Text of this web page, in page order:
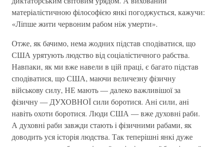
матерiалiстичною фiлософiєю янкi погоджується, кажучи:
«Лiпше жити червоним рабом нiж умерти».
Отже, як бачимо, нема жодних пiдстав сподiватися, що
США урятують людство вiд соцiалiстичного рабства.
Навпаки, як ми вже навели в цiй працi, є багато пiдстав
сподiватися, що США, маючи величезну фiзичну
вiйськову силу, НЕ мають — далеко важливiшої за
фiзичну — ДУХОВНОЇ сили боротися. Анi сили, анi
навiть охоти боротися. Люди США — вже духовнi раби.
А духовнi раби завжди стають i фiзичними рабами, як
доводить уся iсторiя людства. Так теперiшнi янкi дуже